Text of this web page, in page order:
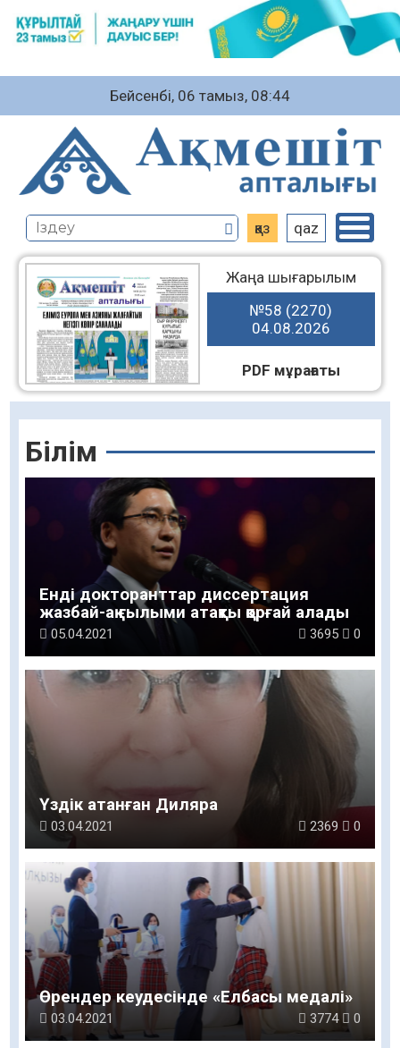
Бейсенбі, 06 тамыз, 08:44
қаз qaz
Жаңа шығарылым
№58 (2270)
04.08.2026
PDF мұрағаты
Білім
Енді докторанттар диссертация
жазбай-ақ ғылыми атақты қорғай алады
05.04.2021 3695 0
Үздік атанған Диляра
03.04.2021 2369 0
Өрендер кеудесінде «Елбасы медалі»
03.04.2021 3774 0